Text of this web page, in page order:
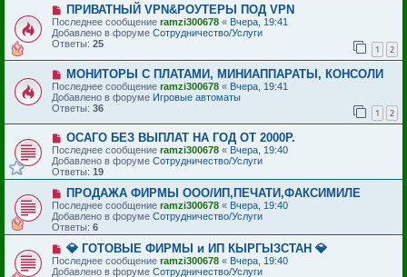
о
б
щ
е
и
е
Н
о
в
о
е
с
о
о
б
щ
н
и
е
ПРИВАТНЫЙ VPN&РОУТЕРЫ ПОД VPN
Последнее сообщение ramzi300678 « Вчера, 19:41
Добавлено в форуме Сотрудничество/Услуги
Ответы: 25 1 2
Н
о
в
о
е
с
о
о
б
щ
е
н
и
е
МОНИТОРЫ С ПЛАТАМИ, МИНИАППАРАТЫ, КОНСОЛИ
Последнее сообщение ramzi300678 « Вчера, 19:41
Добавлено в форуме Игровые автоматы
Ответы: 36 1 2
Н
о
в
о
е
с
о
о
б
щ
е
и
ОСАГО БЕЗ ВЫПЛАТ НА ГОД ОТ 2000Р.
Последнее сообщение ramzi300678 « Вчера, 19:40
Добавлено в форуме Сотрудничество/Услуги
Ответы: 19
Н
о
в
о
е
с
о
ПРОДАЖА ФИРМЫ ООО/ИП,ПЕЧАТИ,ФАКСИМИЛЕ
Последнее сообщение ramzi300678 « Вчера, 19:40
Добавлено в форуме Сотрудничество/Услуги
Ответы: 6
Н
о
в
💎 ГОТОВЫЕ ФИРМЫ и ИП КЫРГЫЗСТАН 💎
Последнее сообщение ramzi300678 « Вчера, 19:40
Добавлено в форуме Сотрудничество/Услуги